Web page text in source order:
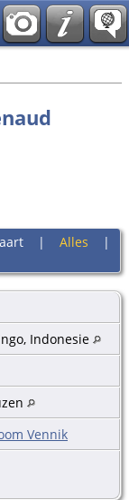
| Alles |
Indonesie
Vennik